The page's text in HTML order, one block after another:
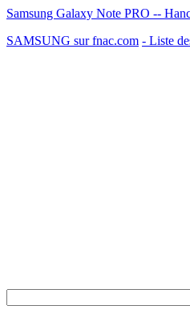
Samsung Galaxy Note PRO --
SAMSUNG sur fnac.com - Liste